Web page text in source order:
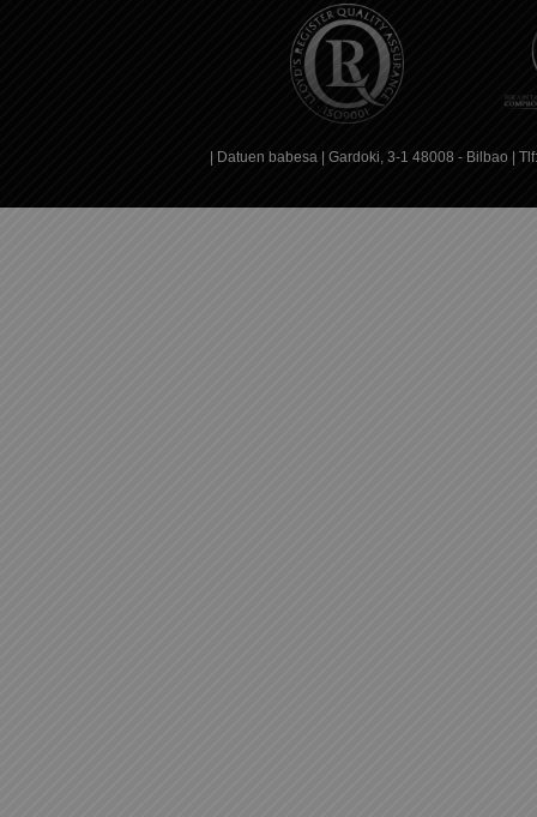
| Datuen babesa | Gardoki, 3-1 48008 - Bilbao |